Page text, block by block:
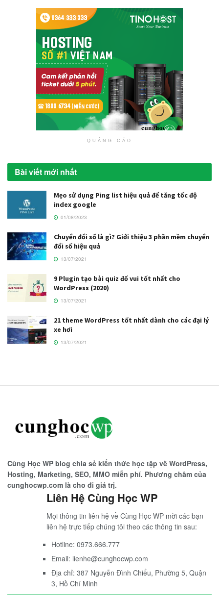
QUẢNG CÁO
Bài viết mới nhất
Mẹo sử dụng Ping list hiệu quả để tăng tốc độ
index google
01/08/2023
Chuyển đổi số là gì? Giới thiệu 3 phần mềm chuyển
đổi số hiệu quả
13/07/2021
9 Plugin tạo bài quiz đố vui tốt nhất cho
WordPress (2020)
13/07/2021
21 theme WordPress tốt nhất dành cho các đại lý
xe hơi
13/07/2021
Cùng Học WP blog chia sẻ kiến thức học tập về WordPress,
Hosting, Marketing, SEO, MMO miễn phí. Phương châm của
cunghocwp.com là cho đi giá trị.
Liên Hệ Cùng Học WP
Mọi thông tin liên hệ về Cùng Học WP mời các bạn
liên hệ trực tiếp chúng tôi theo các thông tin sau:
Hotline: 0973.666.777
Email: lienhe@cunghocwp.com
Địa chỉ: 387 Nguyễn Đình Chiểu, Phường 5, Quận
3, Hồ Chí Minh